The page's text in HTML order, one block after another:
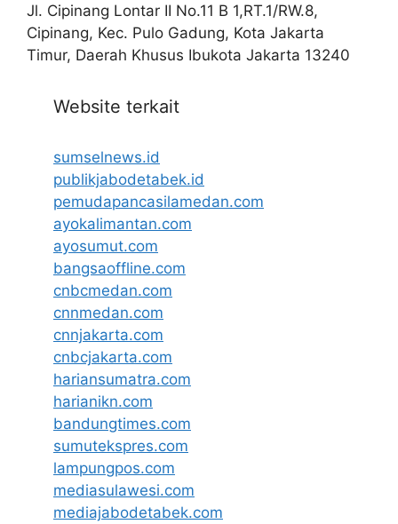
Jl. Cipinang Lontar II No.11 B 1,RT.1/RW.8,
Cipinang, Kec. Pulo Gadung, Kota Jakarta
Timur, Daerah Khusus Ibukota Jakarta 13240
Website terkait
sumselnews.id
publikjabodetabek.id
pemudapancasilamedan.com
ayokalimantan.com
ayosumut.com
bangsaoffline.com
cnbcmedan.com
cnnmedan.com
cnnjakarta.com
cnbcjakarta.com
hariansumatra.com
harianikn.com
bandungtimes.com
sumutekspres.com
lampungpos.com
mediasulawesi.com
mediajabodetabek.com